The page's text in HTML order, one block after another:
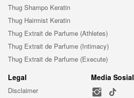
Thug Shampo Keratin
Thug Hairmist Keratin
Thug Extrait de Parfume (Athletes)
Thug Extrait de Parfume (Intimacy)
Thug Extrait de Parfume (Execute)
Legal
Disclaimer
Media Sosial